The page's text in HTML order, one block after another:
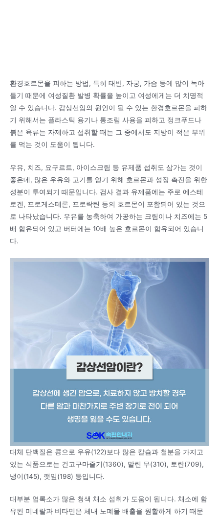
환경호르몬을 피하는 방법, 특히 태반, 자궁, 가슴 등에 많이 녹아
들기 때문에 여성질환 발병 확률을 높이고 여성에게는 더 치명적
일 수 있습니다. 갑상선암의 원인이 될 수 있는 환경호르몬을 피하
기 위해서는 플라스틱 용기나 통조림 사용을 피하고 정크푸드나
붉은 육류는 자제하고 섭취할 때는 그 중에서도 지방이 적은 부위
를 먹는 것이 도움이 됩니다.
우유, 치즈, 요구르트, 아이스크림 등 유제품 섭취도 삼가는 것이
좋은데, 많은 우유와 고기를 얻기 위해 호르몬과 성장 촉진을 위한
성분이 투여되기 때문입니다. 검사 결과 유제품에는 주로 에스테
로겐, 프로게스테론, 프로락틴 등의 호르몬이 포함되어 있는 것으
로 나타났습니다. 우유를 농축하여 가공하는 크림이나 치즈에는 5
배 함유되어 있고 버터에는 10배 높은 호르몬이 함유되어 있습니
다.
대체 단백질은 콩으로 우유(122)보다 많은 칼슘과 철분을 가지고
있는 식품으로는 건고구마줄기(1360), 말린 무(310), 토란(709),
냉이(145), 깻잎(198) 등입니다.
대부분 엽록소가 많은 청색 채소 섭취가 도움이 됩니다. 채소에 함
유된 미네랄과 비타민은 체내 노폐물 배출을 원활하게 하기 때문